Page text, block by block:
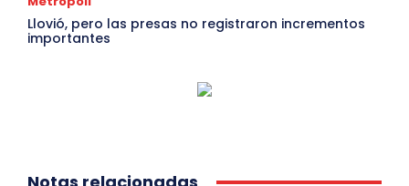
Llovió, pero las presas no registraron incrementos
importantes